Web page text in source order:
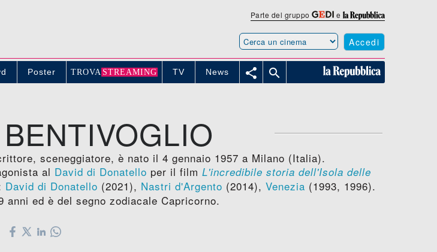
Parte del gruppo e
Accedi
Poster TROVA STREAMING TV News  
sceneggiatore, è nato il 4 gennaio 1957 a Milano (Italia).
al David di Donatello per il film L'incredibile storia dell'Isola delle
David di Donatello (2021), Nastri d'Argento (2014), Venezia (1993, 1996).
anni ed è del segno zodiacale Capricorno.